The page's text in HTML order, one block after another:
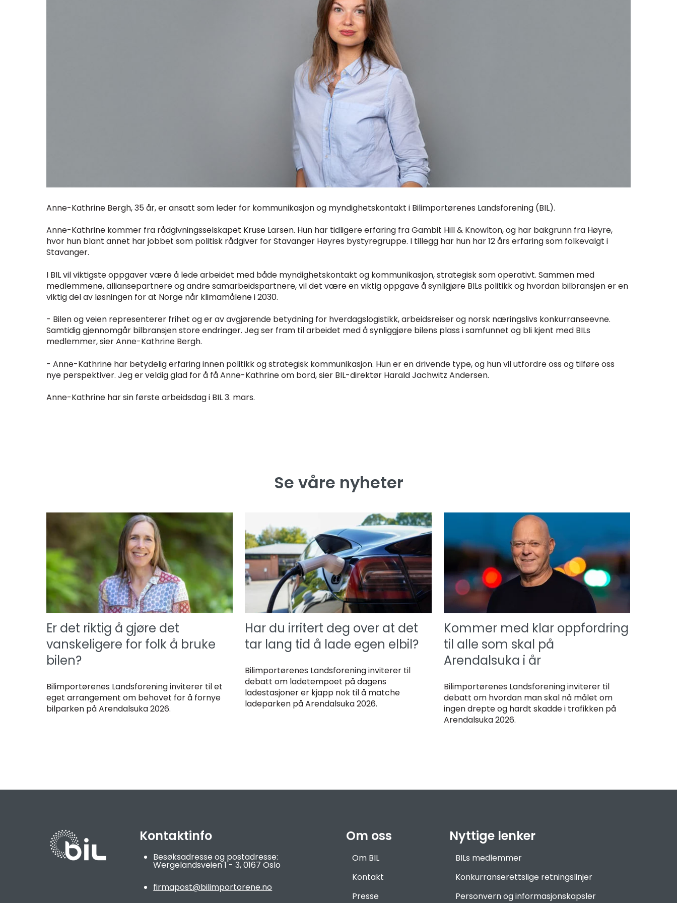
Anne-Kathrine Bergh, 35 år, er ansatt som leder for kommunikasjon og myndighetskontakt i Bilimportørenes Landsforening (BIL).
Anne-Kathrine kommer fra rådgivningsselskapet Kruse Larsen. Hun har tidligere erfaring fra Gambit Hill & Knowlton, og har bakgrunn fra Høyre,
hvor hun blant annet har jobbet som politisk rådgiver for Stavanger Høyres bystyregruppe. I tillegg har hun har 12 års erfaring som folkevalgt i
Stavanger.
I BIL vil viktigste oppgaver være å lede arbeidet med både myndighetskontakt og kommunikasjon, strategisk som operativt. Sammen med
medlemmene, alliansepartnere og andre samarbeidspartnere, vil det være en viktig oppgave å synligjøre BILs politikk og hvordan bilbransjen er en
viktig del av løsningen for at Norge når klimamålene i 2030.
- Bilen og veien representerer frihet og er av avgjørende betydning for hverdagslogistikk, arbeidsreiser og norsk næringslivs konkurranseevne.
Samtidig gjennomgår bilbransjen store endringer. Jeg ser fram til arbeidet med å synliggjøre bilens plass i samfunnet og bli kjent med BILs
medlemmer, sier Anne-Kathrine Bergh.
- Anne-Kathrine har betydelig erfaring innen politikk og strategisk kommunikasjon. Hun er en drivende type, og hun vil utfordre oss og tilføre oss
nye perspektiver. Jeg er veldig glad for å få Anne-Kathrine om bord, sier BIL-direktør Harald Jachwitz Andersen.
Anne-Kathrine har sin første arbeidsdag i BIL 3. mars.
Se våre nyheter
Er det riktig å gjøre det
vanskeligere for folk å bruke
bilen?
Bilimportørenes Landsforening inviterer til et
eget arrangement om behovet for å fornye
bilparken på Arendalsuka 2026.
Har du irritert deg over at det
tar lang tid å lade egen elbil?
Bilimportørenes Landsforening inviterer til
debatt om ladetempoet på dagens
ladestasjoner er kjapp nok til å matche
ladeparken på Arendalsuka 2026.
Kommer med klar oppfordring
til alle som skal på
Arendalsuka i år
Bilimportørenes Landsforening inviterer til
debatt om hvordan man skal nå målet om
ingen drepte og hardt skadde i trafikken på
Arendalsuka 2026.
Kontaktinfo
Besøksadresse og postadresse:
Wergelandsveien 1 - 3,0167 Oslo
firmapost@bilimportorene.no
Om oss
Om BIL
Kontakt
Presse
Nyttige lenker
BILs medlemmer
Konkurranserettslige retningslinjer
Personvern og informasjonskapsler